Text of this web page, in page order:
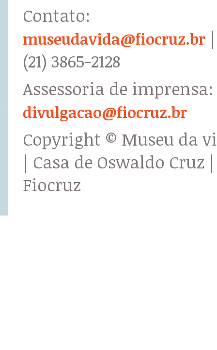
Contato:
museudavida@fiocruz.br |
(21) 3865-2128
Assessoria de imprensa:
divulgacao@fiocruz.br
Copyright © Museu da
| Casa de Oswaldo Cruz |
Fiocruz